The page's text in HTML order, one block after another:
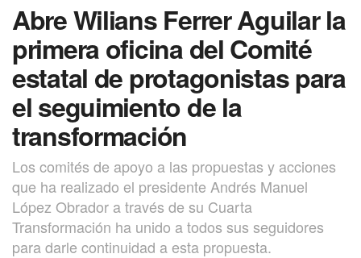
Abre Wilians Ferrer Aguilar la
primera oficina del Comité
estatal de protagonistas para
el seguimiento de la
transformación
Los comités de apoyo a las propuestas y acciones
que ha realizado el presidente Andrés Manuel
López Obrador a través de su Cuarta
Transformación ha unido a todos sus seguidores
para darle continuidad a esta propuesta.